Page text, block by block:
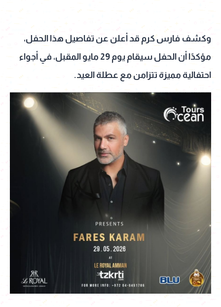
وكشف فارس كرم قد أعلن عن تفاصيل هذا الحفل،
مؤكدًا أن الحفل سيقام يوم 29 مايو المقبل، في أجواء
احتفالية مميزة تتزامن مع عطلة العيد.